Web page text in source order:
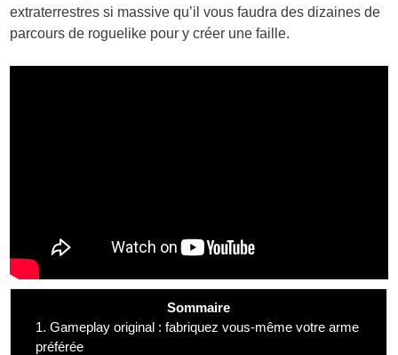
extraterrestres si massive qu’il vous faudra des dizaines de
parcours de roguelike pour y créer une faille.
Sommaire
1. Gameplay original : fabriquez vous-même votre arme
préférée